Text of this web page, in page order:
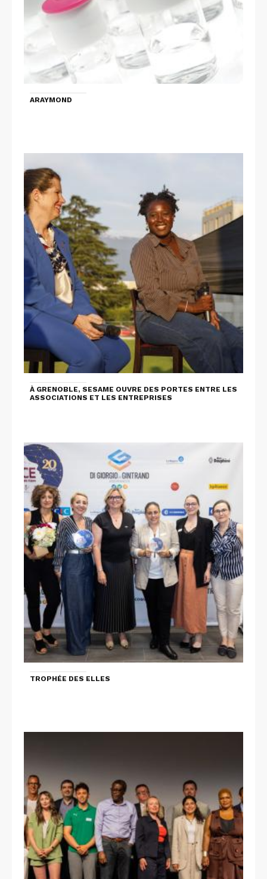
ARAYMOND
À GRENOBLE, SESAME OUVRE DES PORTES ENTRE LES
ASSOCIATIONS ET LES ENTREPRISES
TROPHÉE DES ELLES